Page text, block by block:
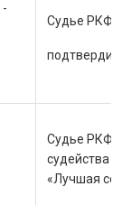
-
Судье РКФ-
Судье РКФ-
судейства
«Лучшая